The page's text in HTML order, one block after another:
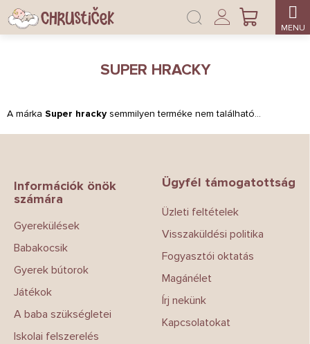
Ugrás
fő
KOSÁR
Bejelentkezés
SUPER HRACKY
A márka Super hracky semmilyen terméke nem található...
Információk önök
számára
Gyerekülések
Babakocsik
Gyerek bútorok
Játékok
A baba szükségletei
Iskolai felszerelés
Ügyfél támogatottság
Üzleti feltételek
Visszaküldési politika
Fogyasztói oktatás
Magánélet
Írj nekünk
Kapcsolatokat